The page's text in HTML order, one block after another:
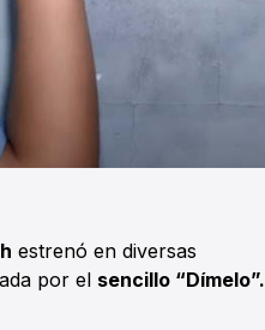
estrenó en diversas
por el sencillo “Dímelo”.